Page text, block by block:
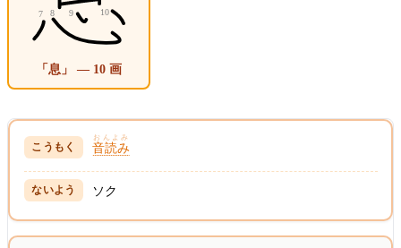
「息」 — 10 画
音読み
おんよみ
ソク